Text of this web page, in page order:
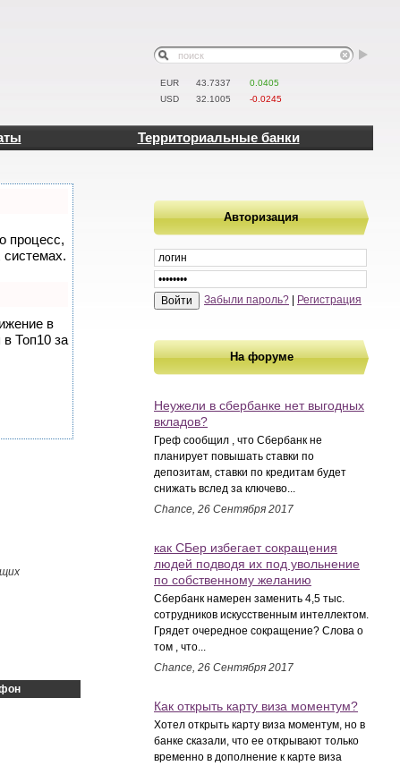
EUR 43.7337
0.0405
USD
32.1005 -0.0245
Территориальные банки
Авторизация
Забыли пароль? Регистрация
На форуме
Неужели в сбербанке нет выгодных
вкладов?
Греф сообщил , что Сбербанк не
планирует повышать ставки по
депозитам, ставки по кредитам будет
снижать вслед за ключево...
Chance, 26 Сентября 2017
как СБер избегает сокращения
людей подводя их под увольнение
по собственному желанию
Сбербанк намерен заменить 4,5 тыс.
сотрудников искусственным интеллектом.
Грядет очередное сокращение? Слова о
том , что...
Chance, 26 Сентября 2017
Как открыть карту виза моментум?
Хотел открыть карту виза моментум, но в
банке сказали, что ее открывают только
временно в дополнение к карте виза
процесс,
в
Топ10 за